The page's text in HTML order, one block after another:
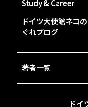
ドイ
Study & Career
ドイツ大使館ネコ
ぐれブログ
著者一覧